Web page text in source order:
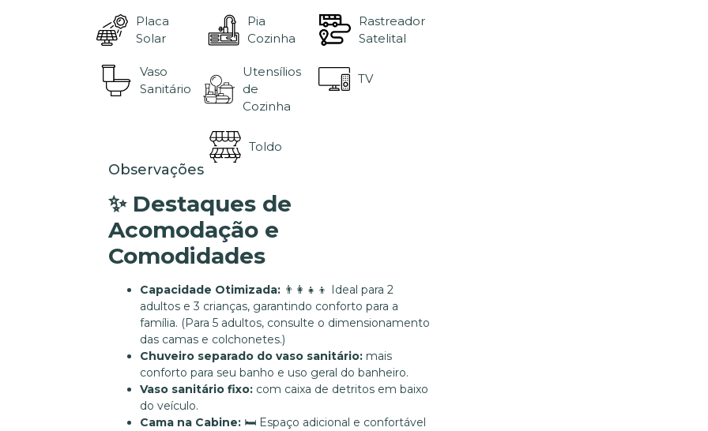
Placa
Solar
Pia
Cozinha
Rastreador
Satelital
Vaso
Sanitário
Utensílios
de
Cozinha
TV
Toldo
Observações
✨ Destaques de
Acomodação e
Comodidades
Capacidade Otimizada: 👨‍👩‍👧‍👦 Ideal para 2
adultos e 3 crianças, garantindo conforto para a
família. (Para 5 adultos, consulte o dimensionamento
das camas e colchonetes.)
Chuveiro separado do vaso sanitário: mais
conforto para seu banho e uso geral do banheiro.
Vaso sanitário fixo: com caixa de detritos em baixo
do veículo.
Cama na Cabine: 🛏️ Espaço adicional e confortável